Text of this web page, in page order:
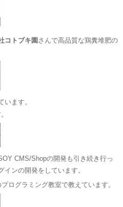
コトブキ園 さんで高品質な鶏糞堆肥の
います。
CMS/Shopの開発も引き続き行っ
ンの開発をしています。
ログラミング教室で教えています。